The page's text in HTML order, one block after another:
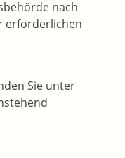
nach
erforderlichen
Sie unter